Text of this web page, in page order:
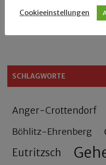
Zu Fuß durch Anger-
SCHLAGWORTE
Anger-Crottendorf
Böhlitz-Ehrenberg
Eutritzsch
Cookieeinstellungen